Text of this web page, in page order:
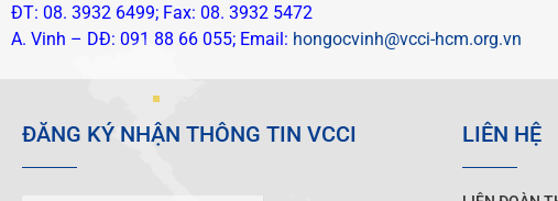
ĐT: 08. 3932 6499; Fax: 08. 3932 5472
A. Vinh – DĐ: 091 88 66 055; Email: hongocvinh@vcci-hcm.org.vn
ĐĂNG KÝ NHẬN THÔNG TIN VCCI LIÊN HỆ